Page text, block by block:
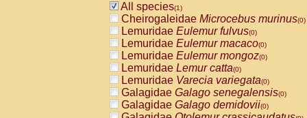
All species(1)
Cheirogaleidae Microcebus murinus(0)
Lemuridae Eulemur fulvus(0)
Lemuridae Eulemur macaco(0)
Lemuridae Eulemur mongoz(0)
Lemuridae Lemur catta(0)
Lemuridae Varecia variegata(0)
Galagidae Galago senegalensis(0)
Galagidae Galago demidovii(0)